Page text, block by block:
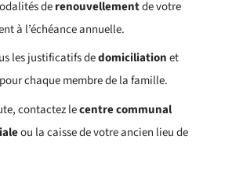
derenouvellementde votre
à l’échéance annuelle.
les justificatifs dedomiciliationet
chaque membre de la famille.
contactez lecentre communal
ou la caisse de votre ancien lieu de